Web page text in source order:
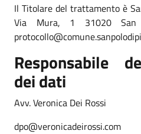
Il Titolare del trattamento è
Via Mura, 1 31020
Responsabile
dei dati
Avv. Veronica Dei Rossi
dpo@veronicadeirossi.com